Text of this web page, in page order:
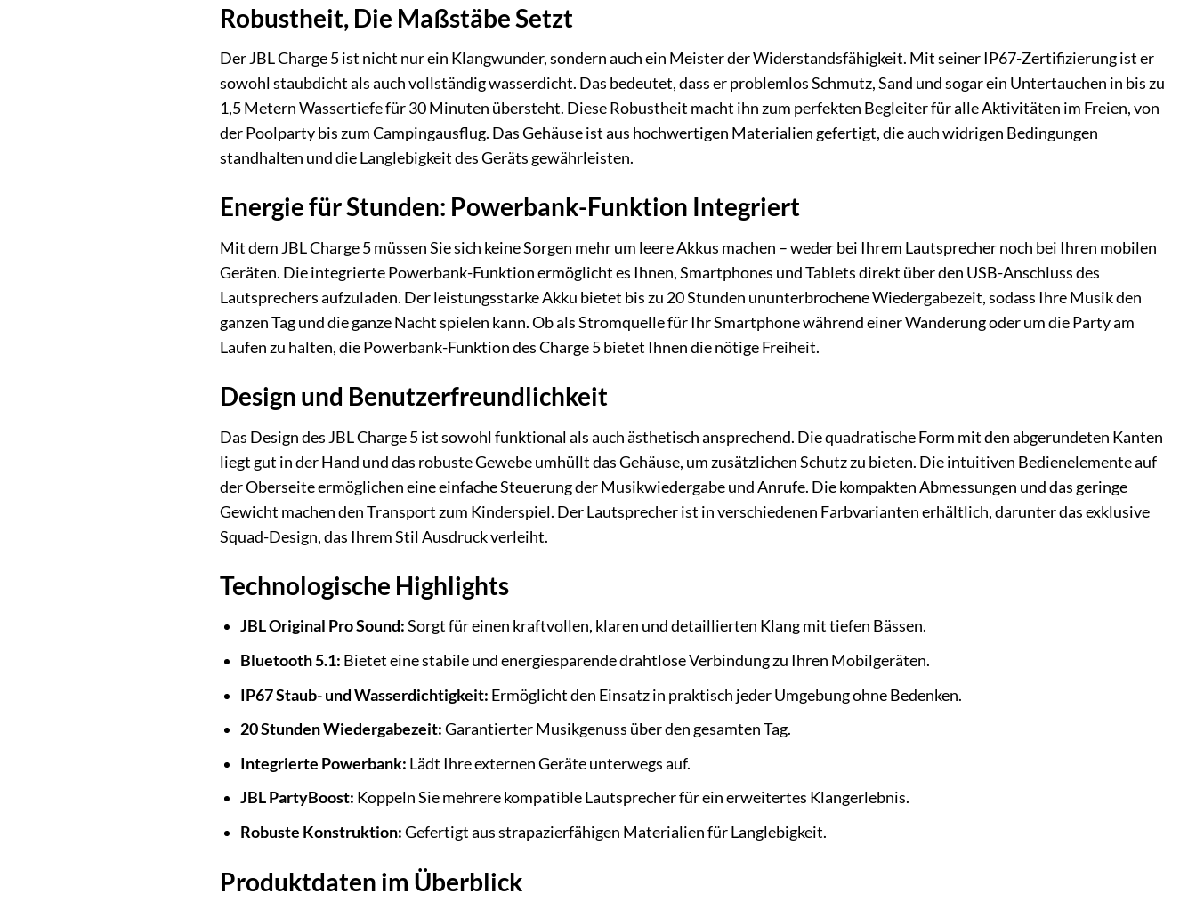
Robustheit, Die Maßstäbe Setzt
Der JBL Charge 5 ist nicht nur ein Klangwunder, sondern auch ein Meister der Widerstandsfähigkeit. Mit seiner IP67-Zertifizierung ist er
sowohl staubdicht als auch vollständig wasserdicht. Das bedeutet, dass er problemlos Schmutz, Sand und sogar ein Untertauchen in bis zu
1,5 Metern Wassertiefe für 30 Minuten übersteht. Diese Robustheit macht ihn zum perfekten Begleiter für alle Aktivitäten im Freien, von
der Poolparty bis zum Campingausflug. Das Gehäuse ist aus hochwertigen Materialien gefertigt, die auch widrigen Bedingungen
standhalten und die Langlebigkeit des Geräts gewährleisten.
Energie für Stunden: Powerbank-Funktion Integriert
Mit dem JBL Charge 5 müssen Sie sich keine Sorgen mehr um leere Akkus machen – weder bei Ihrem Lautsprecher noch bei Ihren mobilen
Geräten. Die integrierte Powerbank-Funktion ermöglicht es Ihnen, Smartphones und Tablets direkt über den USB-Anschluss des
Lautsprechers aufzuladen. Der leistungsstarke Akku bietet bis zu 20 Stunden ununterbrochene Wiedergabezeit, sodass Ihre Musik den
ganzen Tag und die ganze Nacht spielen kann. Ob als Stromquelle für Ihr Smartphone während einer Wanderung oder um die Party am
Laufen zu halten, die Powerbank-Funktion des Charge 5 bietet Ihnen die nötige Freiheit.
Design und Benutzerfreundlichkeit
Das Design des JBL Charge 5 ist sowohl funktional als auch ästhetisch ansprechend. Die quadratische Form mit den abgerundeten Kanten
liegt gut in der Hand und das robuste Gewebe umhüllt das Gehäuse, um zusätzlichen Schutz zu bieten. Die intuitiven Bedienelemente auf
der Oberseite ermöglichen eine einfache Steuerung der Musikwiedergabe und Anrufe. Die kompakten Abmessungen und das geringe
Gewicht machen den Transport zum Kinderspiel. Der Lautsprecher ist in verschiedenen Farbvarianten erhältlich, darunter das exklusive
Squad-Design, das Ihrem Stil Ausdruck verleiht.
Technologische Highlights
JBL Original Pro Sound:Sorgt für einen kraftvollen, klaren und detaillierten Klang mit tiefen Bässen.
Bluetooth 5.1: Bietet eine stabile und energiesparende drahtlose Verbindung zu Ihren Mobilgeräten.
IP67 Staub- und Wasserdichtigkeit: Ermöglicht den Einsatz in praktisch jeder Umgebung ohne Bedenken.
20 Stunden Wiedergabezeit:Garantierter Musikgenuss über den gesamten Tag.
Integrierte Powerbank: Lädt Ihre externen Geräte unterwegs auf.
JBL PartyBoost: Koppeln Sie mehrere kompatible Lautsprecher für ein erweitertes Klangerlebnis.
Robuste Konstruktion:Gefertigt aus strapazierfähigen Materialien für Langlebigkeit.
Produktdaten im Überblick